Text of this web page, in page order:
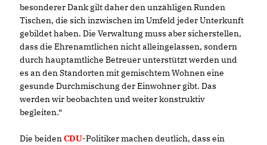
besonderer Dank gilt daher den unzähligen Runden
Tischen, die sich inzwischen im Umfeld jeder Unterkunft
gebildet haben. Die Verwaltung muss aber sicherstellen,
dass die Ehrenamtlichen nicht alleingelassen, sondern
durch hauptamtliche Betreuer unterstützt werden und
es an den Standorten mit gemischtem Wohnen eine
gesunde Durchmischung der Einwohner gibt. Das
werden wir beobachten und weiter konstruktiv
begleiten.“
Die beidenCDU-Politiker machen deutlich, dass ein